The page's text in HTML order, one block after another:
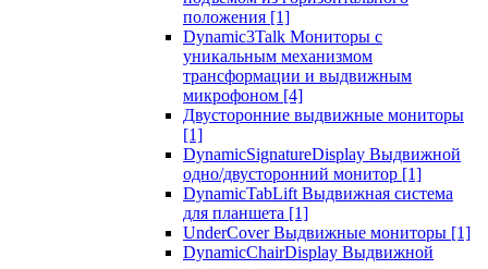
положения [1]
Dynamic3Talk Мониторы с
уникальным механизмом
трансформации и выдвижным
микрофоном [4]
Двусторонние выдвижные мониторы
[1]
DynamicSignatureDisplay Выдвижной
одно/двусторонний монитор [1]
DynamicTabLift Выдвижная система
для планшета [1]
UnderCover Выдвижные мониторы [1]
DynamicChairDisplay Выдвижной